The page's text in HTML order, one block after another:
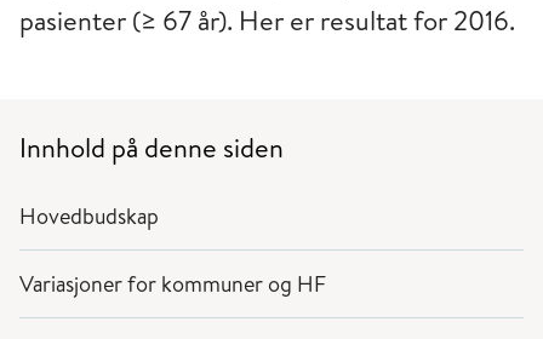
pasienter (≥ 67 år). Her er resultat for 2016.
Innhold på denne siden
Hovedbudskap
Variasjoner for kommuner og HF